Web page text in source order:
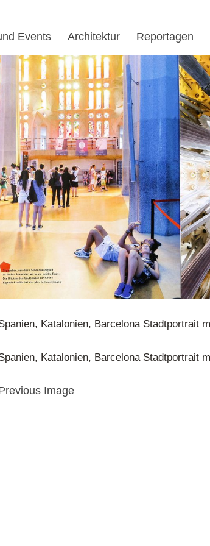
Events Architektur Reportagen
Katalonien, Barcelona Stadtportrait
Katalonien, Barcelona Stadtportrait
Image